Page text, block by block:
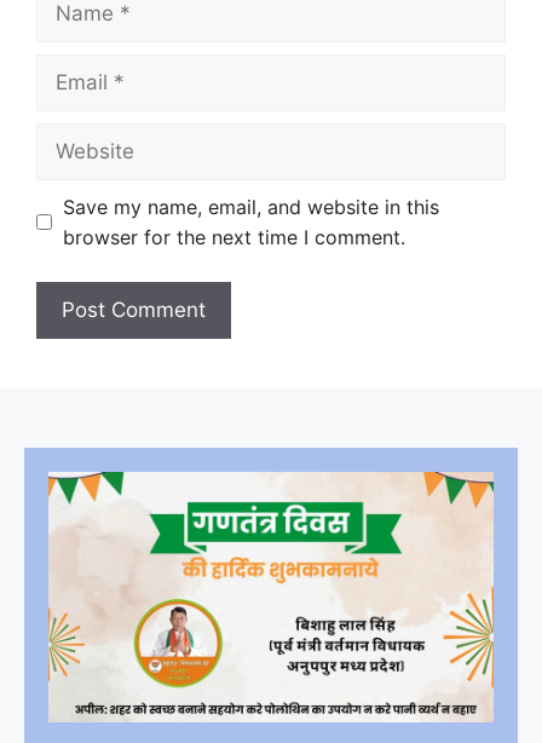
Save my name, email, and website in this
browser for the next time I comment.